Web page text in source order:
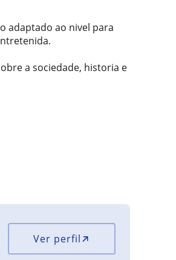
adaptado ao nivel para
a sociedade, historia e
Ver perfil